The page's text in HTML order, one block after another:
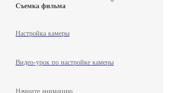
Съемка фильма
Настройка камеры
Видео-урок по настройке камеры
Начните анимацию